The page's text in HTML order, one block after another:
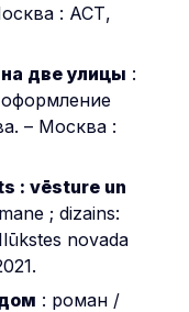
: АСТ,
две улицы :
– Москва :
: vēsture un
; dizains:
novada
: роман /